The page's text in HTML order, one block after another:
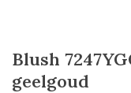
Blush
geelgoud